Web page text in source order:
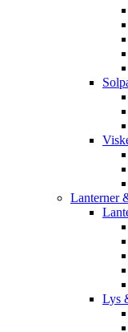
Lanterner
Lys